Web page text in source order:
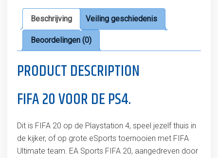
Beschrijving Veiling geschiedenis
Beoordelingen (0)
PRODUCT DESCRIPTION
FIFA 20 VOOR DE PS4.
Dit is FIFA 20 op de Playstation 4, speel jezelf thuis in
de kijker, of op grote eSports toernooien met FIFA
Ultimate team. EA Sports FIFA 20, aangedreven door